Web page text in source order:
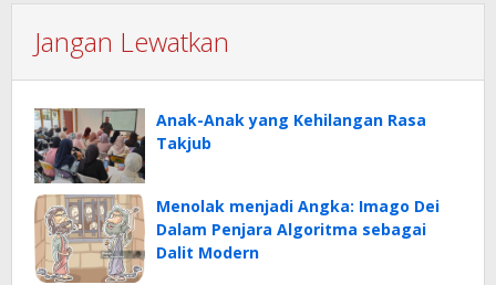
Jangan Lewatkan
Anak-Anak yang Kehilangan Rasa
Takjub
Menolak menjadi Angka: Imago Dei
Dalam Penjara Algoritma sebagai
Dalit Modern